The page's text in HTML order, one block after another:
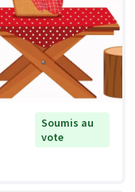
Soumis au
vote